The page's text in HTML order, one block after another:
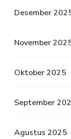
Desember
November
Oktober 2025
September
Agustus 2025